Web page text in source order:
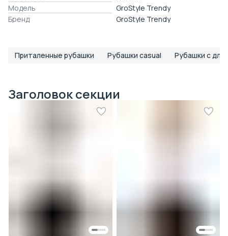
Модель
GroStyle Trendy
Бренд
GroStyle Trendy
Приталенные рубашки Рубашки casual Рубашки с
Заголовок секции